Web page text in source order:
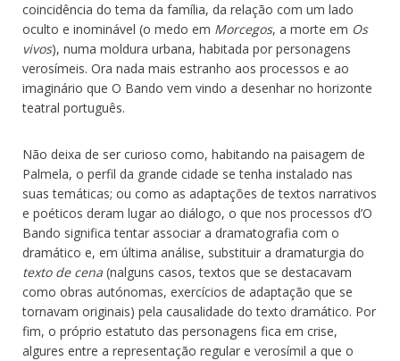
coincidência do tema da família, da relação com um lado
oculto e inominável (o medo em Morcegos, a morte em Os
vivos), numa moldura urbana, habitada por personagens
verosímeis. Ora nada mais estranho aos processos e ao
imaginário que O Bando vem vindo a desenhar no horizonte
teatral português.
Não deixa de ser curioso como, habitando na paisagem de
Palmela, o perfil da grande cidade se tenha instalado nas
suas temáticas; ou como as adaptações de textos narrativos
e poéticos deram lugar ao diálogo, o que nos processos d’O
Bando significa tentar associar a dramatografia com o
dramático e, em última análise, substituir a dramaturgia do
texto de cena (nalguns casos, textos que se destacavam
como obras autónomas, exercícios de adaptação que se
tornavam originais) pela causalidade do texto dramático. Por
fim, o próprio estatuto das personagens fica em crise,
algures entre a representação regular e verosímil a que o